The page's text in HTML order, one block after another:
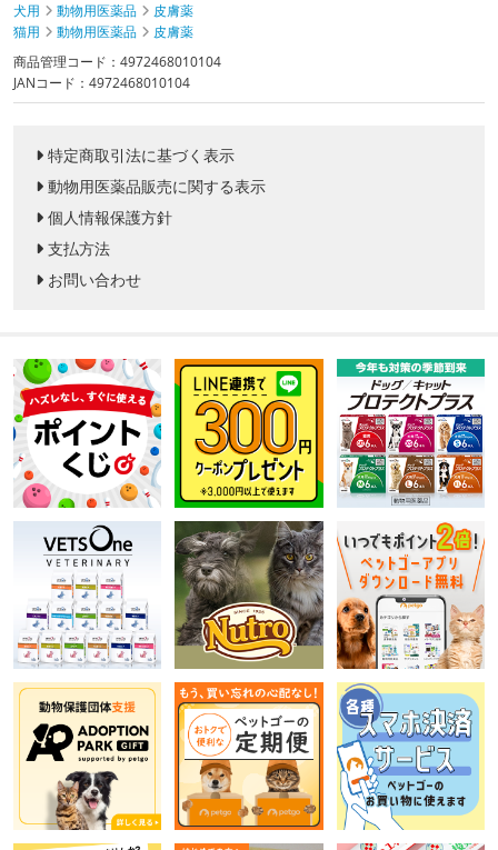
犬用 動物用医薬品
皮膚薬
猫用
動物用医薬品
皮膚薬
商品管理コード：4972468010104
JANコード：4972468010104
特定商取引法に基づく表示
動物用医薬品販売に関する表示
個人情報保護方針
支払方法
お問い合わせ